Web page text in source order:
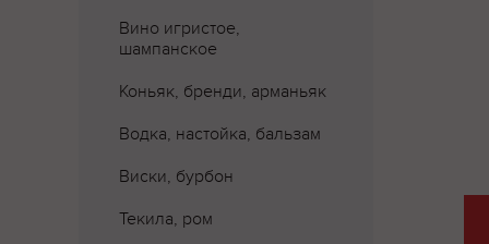
Вино игристое,
шампанское
Коньяк, бренди, арманьяк
Водка, настойка, бальзам
Виски, бурбон
Текила, ром